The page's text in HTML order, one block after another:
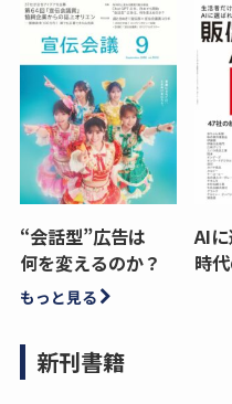
“会話型”広告は
何を変えるのか？
AI
時
もっと見る
新刊書籍